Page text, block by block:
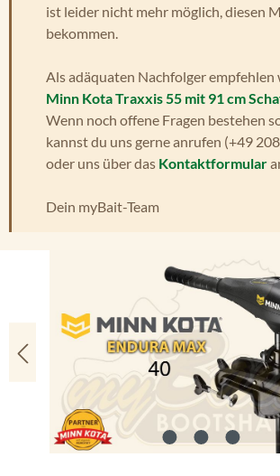
ist leider nicht mehr möglich, diesen
bekommen.
Als adäquaten Nachfolger empfehlen
Minn Kota Traxxis 55 mit 91 cm
Wenn noch offene Fragen bestehen
kannst du uns gerne anrufen (+49
oder uns über das Kontaktformular
Dein myBait-Team